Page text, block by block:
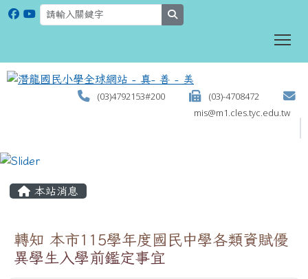
(03)4792153#200
(03)-4708472
mis@m1.cles.tyc.edu.tw
本站消息
轉知 本市115學年度國民中學各類資賦優
異學生入學前鑑定事宜